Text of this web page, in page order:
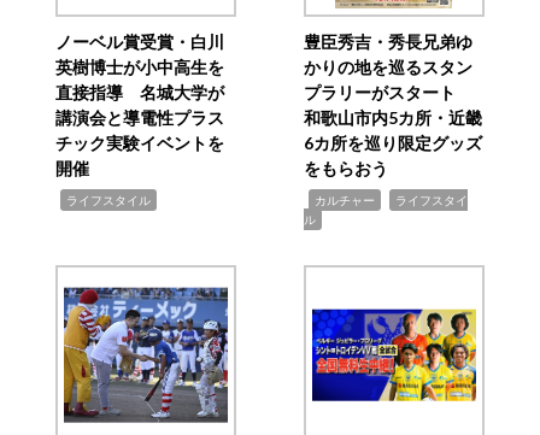
ノーベル賞受賞・白川
英樹博士が小中高生を
直接指導 名城大学が
講演会と導電性プラス
チック実験イベントを
開催
ライフスタイル
豊臣秀吉・秀長兄弟ゆ
かりの地を巡るスタン
プラリーがスタート
和歌山市内5カ所・近畿
6カ所を巡り限定グッズ
をもらおう
カルチャー
ライフスタイ
ル